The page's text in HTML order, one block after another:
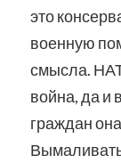
это
военную
смысла.
война, да и
граждан